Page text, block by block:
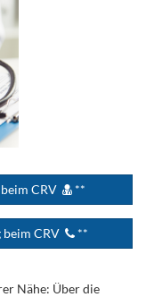
CRV **
CRV **
Nähe: Über die